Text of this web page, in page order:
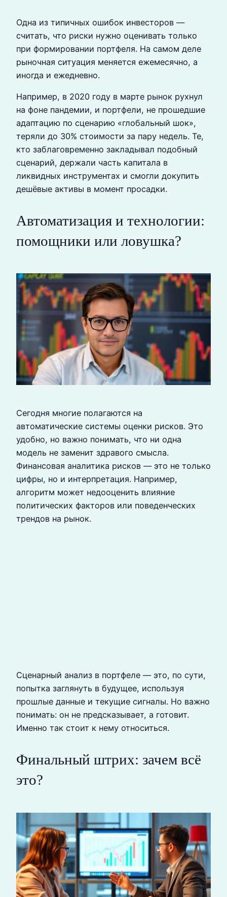
Одна из типичных ошибок инвесторов —
считать, что риски нужно оценивать только
при формировании портфеля. На самом деле
рыночная ситуация меняется ежемесячно, а
иногда и ежедневно.
Например, в 2020 году в марте рынок рухнул
на фоне пандемии, и портфели, не прошедшие
адаптацию по сценарию «глобальный шок»,
теряли до 30% стоимости за пару недель. Те,
кто заблаговременно закладывал подобный
сценарий, держали часть капитала в
ликвидных инструментах и смогли докупить
дешёвые активы в момент просадки.
Автоматизация и технологии:
помощники или ловушка?
Сегодня многие полагаются на
автоматические системы оценки рисков. Это
удобно, но важно понимать, что ни одна
модель не заменит здравого смысла.
Финансовая аналитика рисков — это не только
цифры, но и интерпретация. Например,
алгоритм может недооценить влияние
политических факторов или поведенческих
трендов на рынок.
Сценарный анализ в портфеле — это, по сути,
попытка заглянуть в будущее, используя
прошлые данные и текущие сигналы. Но важно
понимать: он не предсказывает, а готовит.
Именно так стоит к нему относиться.
Финальный штрих: зачем всё
это?